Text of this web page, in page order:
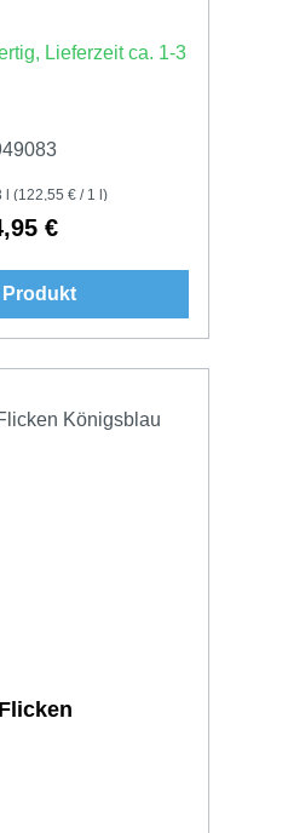
Lieferzeit ca. 1-3
l (122,55 € / 1 l)
Preis:
€